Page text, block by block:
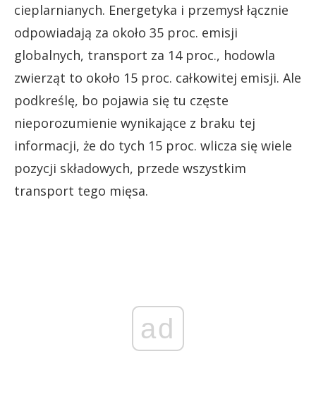
cieplarnianych. Energetyka i przemysł łącznie
odpowiadają za około 35 proc. emisji
globalnych, transport za 14 proc., hodowla
zwierząt to około 15 proc. całkowitej emisji. Ale
podkreślę, bo pojawia się tu częste
nieporozumienie wynikające z braku tej
informacji, że do tych 15 proc. wlicza się wiele
pozycji składowych, przede wszystkim
transport tego mięsa.
ad